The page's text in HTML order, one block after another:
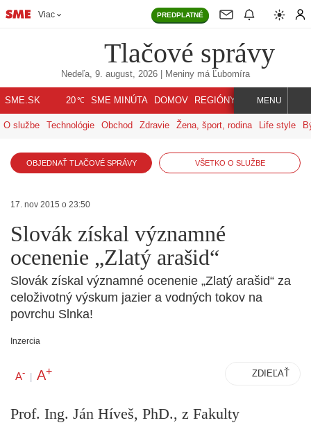
Viac PREDPLATNÉ
Tlačové správy
Nedeľa, 9. august, 2026 | Meniny má Ľubomíra
SME.SK 20℃ SME MINÚTA DOMOV REGIÓNY INDEX SVET
MENU
O službe Technológie Obchod Zdravie Žena, šport, rodina Life style
OBJEDNAŤ TLAČOVÉ SPRÁVY VŠETKO O SLUŽBE
17. nov 2015 o 23:50
Slovák získal významné
ocenenie „Zlatý arašid“
Slovák získal významné ocenenie „Zlatý arašid“ za
celoživotný výskum jazier a vodných tokov na
povrchu Slnka!
Inzercia
A- | A+ ZDIEĽAŤ
Prof. Ing. Ján Híveš, PhD., z Fakulty